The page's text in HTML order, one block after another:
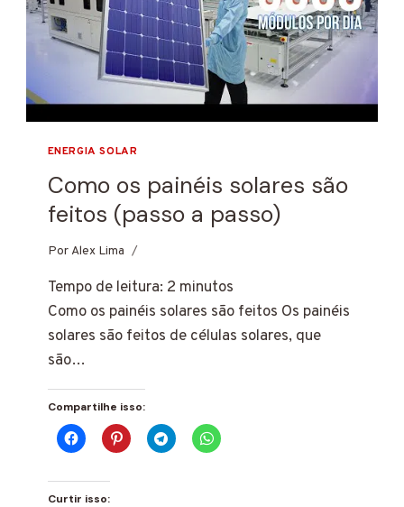
ENERGIA SOLAR
Como os painéis solares são
feitos (passo a passo)
PorAlex Lima
20 de fevereiro de 2025
Tempo de leitura: 2 minutos
Como os painéis solares são feitos Os painéis
solares são feitos de células solares, que
são…
Compartilhe isso:
Curtir isso: